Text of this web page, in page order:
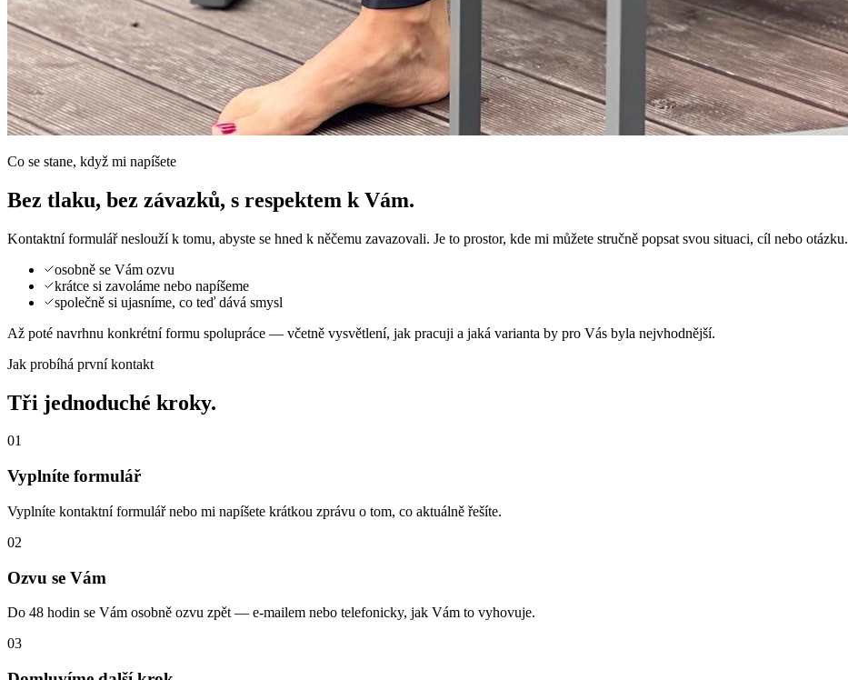
Co se stane, když mi napíšete
Bez tlaku, bez závazků, s respektem k Vám.
Kontaktní formulář neslouží k tomu, abyste se hned k něčemu zavazovali. Je to prostor, kde mi můžete stručně popsat svou situaci, cíl nebo otázku.
osobně se Vám ozvu
krátce si zavoláme nebo napíšeme
společně si ujasníme, co teď dává smysl
Až poté navrhnu konkrétní formu spolupráce — včetně vysvětlení, jak pracuji a jaká varianta by pro Vás byla nejvhodnější.
Jak probíhá první kontakt
Tři jednoduché kroky.
01
Vyplníte formulář
Vyplníte kontaktní formulář nebo mi napíšete krátkou zprávu o tom, co aktuálně řešíte.
02
Ozvu se Vám
Do 48 hodin se Vám osobně ozvu zpět — e‑mailem nebo telefonicky, jak Vám to vyhovuje.
03